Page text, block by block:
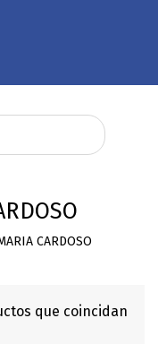
CARDOSO
que coincidan